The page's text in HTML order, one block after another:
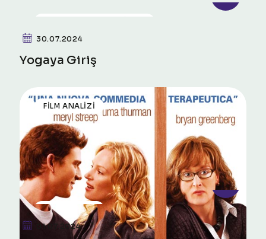
30.07.2024
Yogaya Giriş
FILM ANALIZI
FILM ANALIZI
01.07.2024